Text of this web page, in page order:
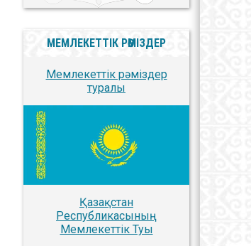
МЕМЛЕКЕТТІК РӘМІЗДЕР
Мемлекеттік рәміздер
туралы
Қазақстан
Республикасының
Мемлекеттiк Туы